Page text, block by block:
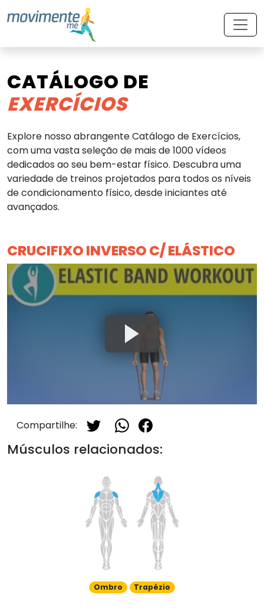
CATÁLOGO DE
EXERCÍCIOS
Explore nosso abrangente Catálogo de Exercícios,
com uma vasta seleção de mais de 1000 vídeos
dedicados ao seu bem-estar físico. Descubra uma
variedade de treinos projetados para todos os níveis
de condicionamento físico, desde iniciantes até
avançados.
CRUCIFIXO INVERSO C/ ELÁSTICO
Compartilhe:
Músculos relacionados:
Ombro Trapézio